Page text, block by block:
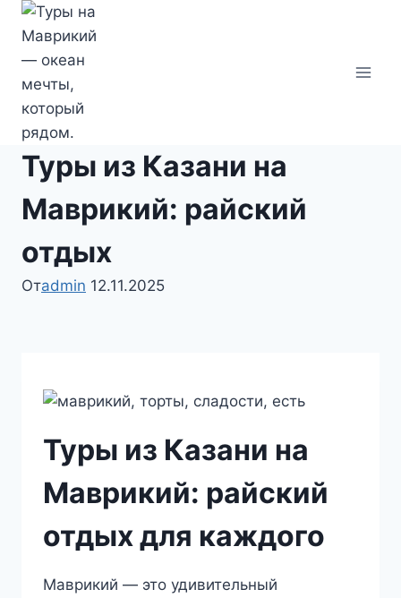
Перейти
содержимому
Туры из Казани на
Маврикий: райский
отдых
Отadmin 12.11.2025
Туры из Казани на
Маврикий: райский
отдых для каждого
Маврикий — это удивительный